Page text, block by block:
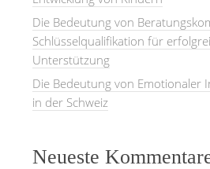
Die Bedeutung von
Schlüsselqualifikation für
Unterstützung
Die Bedeutung von Emotionaler
in der Schweiz
Neueste